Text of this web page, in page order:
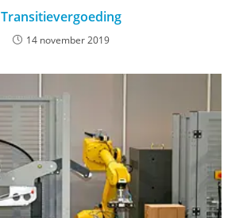
Transitievergoeding
14 november 2019